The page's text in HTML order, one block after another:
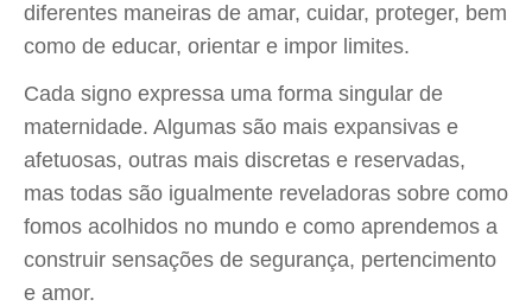
diferentes maneiras de amar, cuidar, proteger, bem
como de educar, orientar e impor limites.
Cada signo expressa uma forma singular de
maternidade. Algumas são mais expansivas e
afetuosas, outras mais discretas e reservadas,
mas todas são igualmente reveladoras sobre como
fomos acolhidos no mundo e como aprendemos a
construir sensações de segurança, pertencimento
e amor.